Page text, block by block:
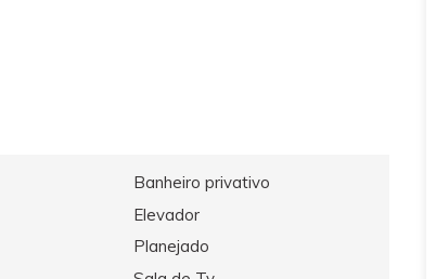
Banheiro privativo
Elevador
Planejado